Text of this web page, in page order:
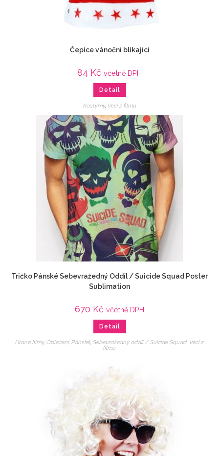
Čepice vánoční blikající
84 Kč včetně DPH
Detail
Kostýmy, Veci z filmu
Tričko Pánské Sebevražedný Oddíl / Suicide Squad Poster
Sublimation
670 Kč včetně DPH
Detail
Hrané filmy, Oblečení, Pánské Sebevražedný oddíl / Suicide Squad Veci z
filmu